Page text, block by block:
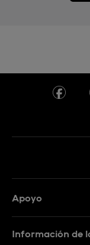
Apoyo
Información de